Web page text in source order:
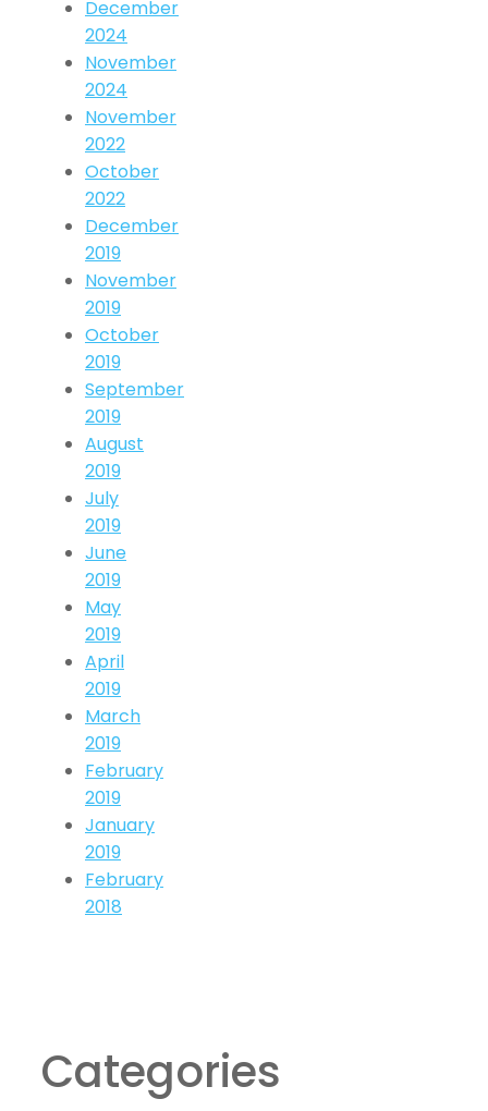
December
2024
November
2024
November
2022
October
2022
December
2019
November
2019
October
2019
September
2019
August
2019
July
2019
June
2019
May
2019
April
2019
March
2019
February
2019
January
2019
February
2018
Categories